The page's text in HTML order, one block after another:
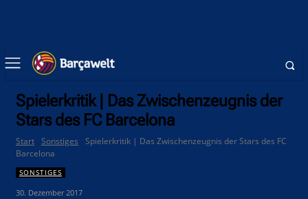
Spielerkritik | Das Zwischenzeugnis der
Stars des FC Barcelona
Start Sonstiges
Spielerkritik | Das Zwischenzeugnis der Stars des FC
Barcelona
SONSTIGES
30. Dezember 2017